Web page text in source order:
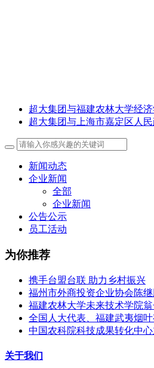
超大集团与福建农林大学经
超大集团与上海市嘉定区人
新闻动态
企业新闻
全部
企业新闻
公告公示
员工活动
为你推荐
携手台盟台联 助力乡村振兴
福州市外商投资企业协会陈
福建农林大学未来技术学院
全国人大代表、福建武夷烟
中国农科院科技成果转化中
关于我们